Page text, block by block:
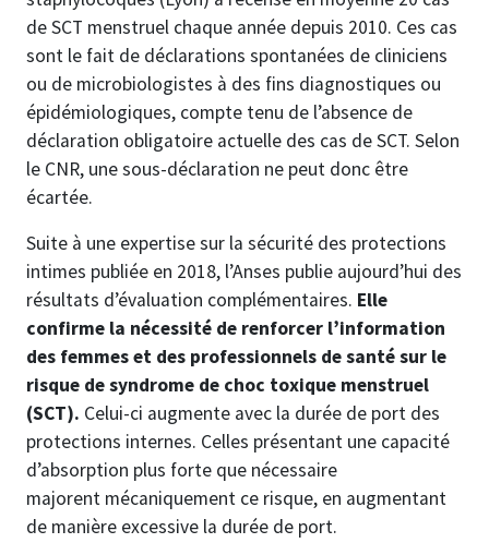
de SCT menstruel chaque année depuis 2010. Ces cas
sont le fait de déclarations spontanées de cliniciens
ou de microbiologistes à des fins diagnostiques ou
épidémiologiques, compte tenu de l’absence de
déclaration obligatoire actuelle des cas de SCT. Selon
le CNR, une sous-déclaration ne peut donc être
écartée.
Suite à une expertise sur la sécurité des protections
intimes publiée en 2018, l’Anses publie aujourd’hui des
résultats d’évaluation complémentaires. Elle
confirme la nécessité de renforcer l’information
des femmes et des professionnels de santé sur le
risque de syndrome de choc toxique menstruel
(SCT). Celui-ci augmente avec la durée de port des
protections internes. Celles présentant une capacité
d’absorption plus forte que nécessaire
majorent mécaniquement ce risque, en augmentant
de manière excessive la durée de port.